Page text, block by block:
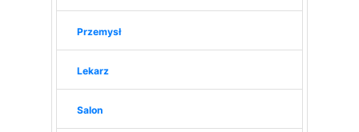
Przemysł
Lekarz
Salon